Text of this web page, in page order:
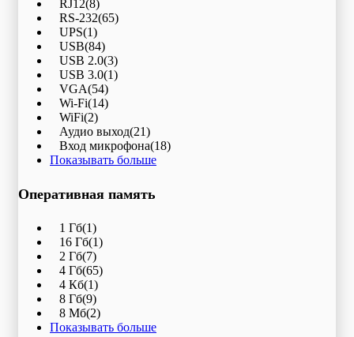
RJ12(8)
RS-232(65)
UPS(1)
USB(84)
USB 2.0(3)
USB 3.0(1)
VGA(54)
Wi-Fi(14)
WiFi(2)
Аудио выход(21)
Вход микрофона(18)
Показывать больше
Оперативная память
1 Гб(1)
16 Гб(1)
2 Гб(7)
4 Гб(65)
4 Кб(1)
8 Гб(9)
8 Мб(2)
Показывать больше